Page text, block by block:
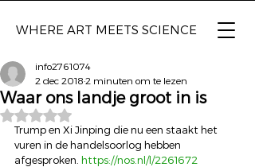
WHERE ART MEETS SCIENCE
Waar ons landje groot in is
info2761074
2 dec 2018 2 minuten om te lezen
Beoordeeld met NaN uit 5 sterren.
Trump en Xi Jinping die nu een staakt het
vuren in de handelsoorlog hebben
afgesproken. https://nos.nl/l/2261672